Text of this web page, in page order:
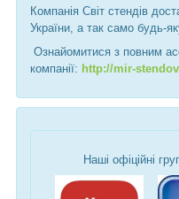
Компанія Світ стендів
України, а так само будь-
Ознайомитися з повним
компанії: http://mir-
Наші офіційні